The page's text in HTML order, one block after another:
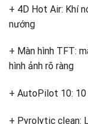
+ 4D Hot Air: Khí
nướng
+ Màn hình TFT:
hình ảnh rõ ràng
+ AutoPilot 10:
+ Pyrolytic clean: